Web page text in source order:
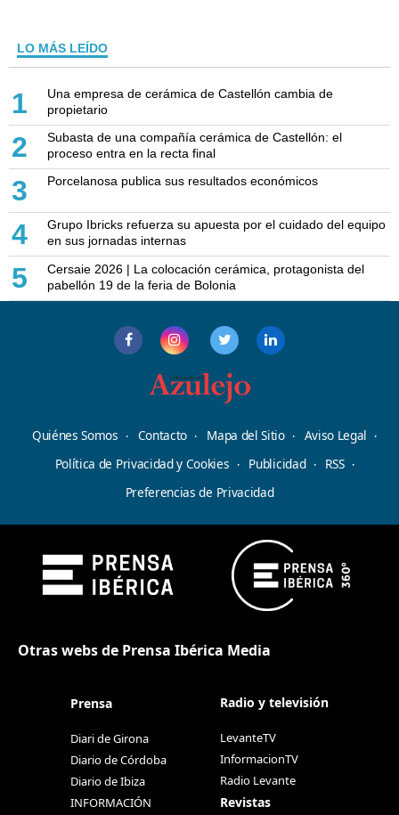
LO MÁS LEÍDO
1
Una empresa de cerámica de Castellón cambia de
propietario
2
Subasta de una compañía cerámica de Castellón: el
proceso entra en la recta final
3 Porcelanosa publica sus resultados económicos
4
Grupo Ibricks refuerza su apuesta por el cuidado del equipo
en sus jornadas internas
5
Cersaie 2026 | La colocación cerámica, protagonista del
pabellón 19 de la feria de Bolonia
Quiénes Somos Contacto Mapa del Sitio
Aviso Legal
Política de Privacidad y Cookies
Publicidad
RSS
Preferencias de Privacidad
Otras webs de Prensa Ibérica Media
Prensa
Diari de Girona
Diario de Córdoba
Diario de Ibiza
INFORMACIÓN
Radio y televisión
LevanteTV
InformacionTV
Radio Levante
Revistas